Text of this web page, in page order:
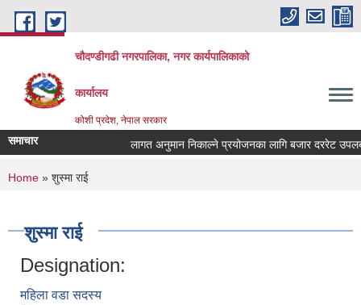
Skip to main content
चौदण्डीगढी नगरपालिका, नगर कार्यपालिकाको
कार्यालय
कोशी प्रदेश, नेपाल सरकार
समाचार लागत अनुमान निकाल्ने प्रयोजनका लागि बजार दररेट उपलब्ध
खोपकर्ता (भ्याक्सिनेटर) आवश्यकता सम्वन्धी सूचना।
You are here
Home » शुस्मा राई
शुस्मा राई
Designation:
महिला वडा सदस्य